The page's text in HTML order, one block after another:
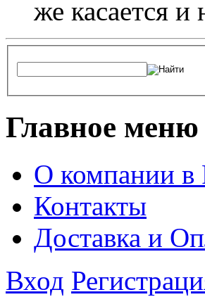
же касается и
Главное меню
О компании в
Контакты
Доставка и
Вход